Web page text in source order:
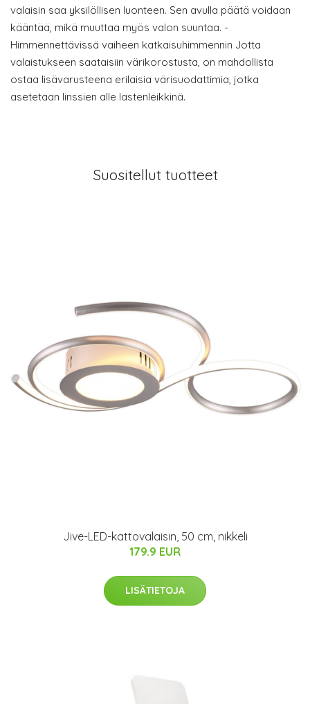
valaisin saa yksilöllisen luonteen. Sen avulla päätä voidaan
kääntää, mikä muuttaa myös valon suuntaa. -
Himmennettävissä vaiheen katkaisuhimmennin Jotta
valaistukseen saataisiin värikorostusta, on mahdollista
ostaa lisävarusteena erilaisia värisuodattimia, jotka
asetetaan linssien alle lastenleikkinä.
Suositellut tuotteet
Jive-LED-kattovalaisin, 50 cm, nikkeli
179.9 EUR
LISÄTIETOJA